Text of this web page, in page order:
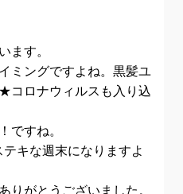
ます。
ミングですよね。黒髪ユ
コロナウィルスも入り込
ですね。
テキな週末になりますよ
りがとうございました。